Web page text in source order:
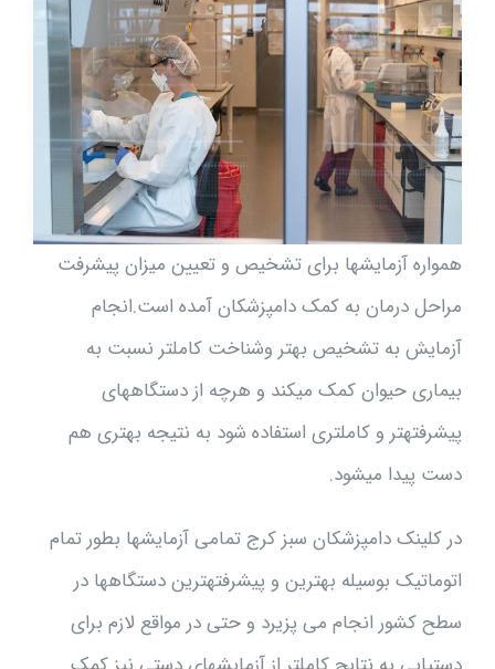
همواره آزمایش­ها برای تشخیص و تعیین میزان پیشرفت
مراحل درمان به کمک دامپزشکان آمده است.انجام
آزمایش به تشخیص بهتر وشناخت کامل­تر نسبت به
بیماری حیوان کمک می­کند و هرچه از دستگاه­های
پیشرفته­تر و کامل­تری استفاده شود به نتیجه بهتری هم
دست پیدا می­شود.
در کلینک دامپزشکان سبز کرج تمامی آزمایش­ها بطور تمام
اتوماتیک بوسیله بهترین و پیشرفته­ترین دستگاه­ها در
سطح کشور انجام می­ پزیرد و حتی در مواقع لازم برای